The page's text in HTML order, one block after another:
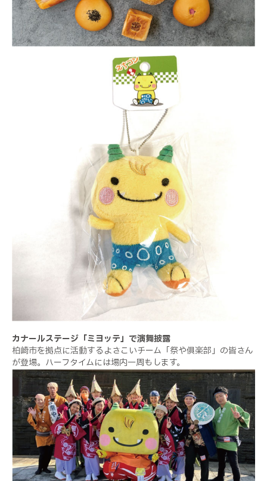
カナールステージ「ミヨッテ」で演舞披露
柏崎市を拠点に活動するよさこいチーム「祭や俱楽部」の皆さん
が登場。ハーフタイムには場内一周もします。